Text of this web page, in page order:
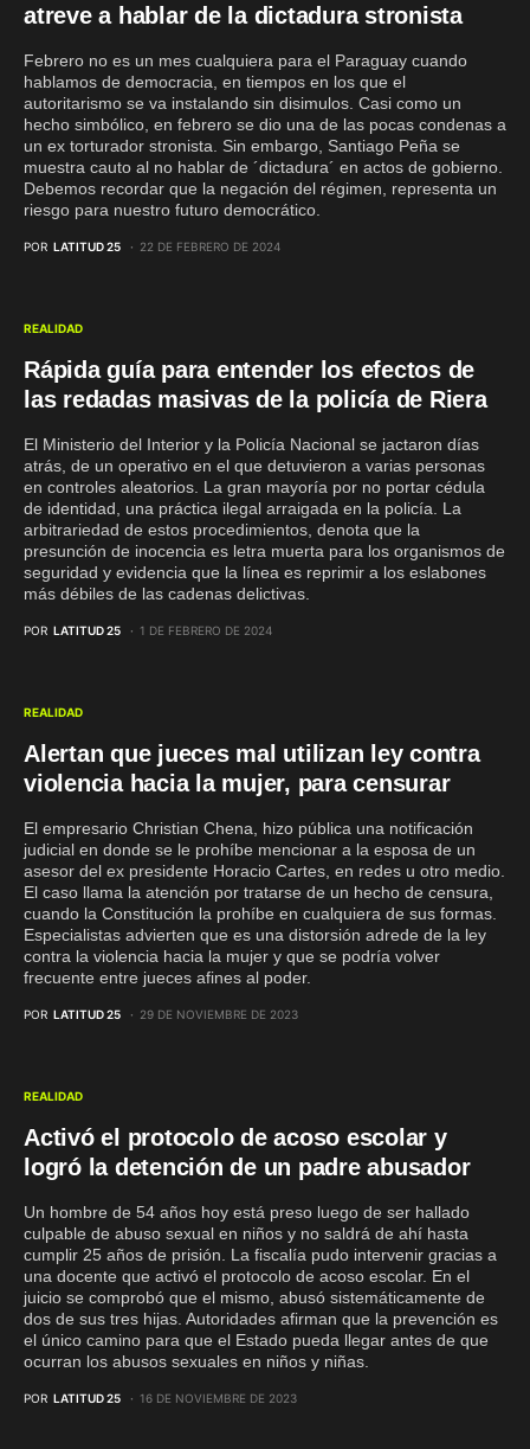
atreve a hablar de la dictadura stronista
Febrero no es un mes cualquiera para el Paraguay cuando
hablamos de democracia, en tiempos en los que el
autoritarismo se va instalando sin disimulos. Casi como un
hecho simbólico, en febrero se dio una de las pocas condenas a
un ex torturador stronista. Sin embargo, Santiago Peña se
muestra cauto al no hablar de ´dictadura´ en actos de gobierno.
Debemos recordar que la negación del régimen, representa un
riesgo para nuestro futuro democrático.
POR LATITUD 25 22 DE FEBRERO DE 2024
REALIDAD
Rápida guía para entender los efectos de
las redadas masivas de la policía de Riera
El Ministerio del Interior y la Policía Nacional se jactaron días
atrás, de un operativo en el que detuvieron a varias personas
en controles aleatorios. La gran mayoría por no portar cédula
de identidad, una práctica ilegal arraigada en la policía. La
arbitrariedad de estos procedimientos, denota que la
presunción de inocencia es letra muerta para los organismos de
seguridad y evidencia que la línea es reprimir a los eslabones
más débiles de las cadenas delictivas.
POR LATITUD 25 1 DE FEBRERO DE 2024
REALIDAD
Alertan que jueces mal utilizan ley contra
violencia hacia la mujer, para censurar
El empresario Christian Chena, hizo pública una notificación
judicial en donde se le prohíbe mencionar a la esposa de un
asesor del ex presidente Horacio Cartes, en redes u otro medio.
El caso llama la atención por tratarse de un hecho de censura,
cuando la Constitución la prohíbe en cualquiera de sus formas.
Especialistas advierten que es una distorsión adrede de la ley
contra la violencia hacia la mujer y que se podría volver
frecuente entre jueces afines al poder.
POR LATITUD 25 29 DE NOVIEMBRE DE 2023
REALIDAD
Activó el protocolo de acoso escolar y
logró la detención de un padre abusador
Un hombre de 54 años hoy está preso luego de ser hallado
culpable de abuso sexual en niños y no saldrá de ahí hasta
cumplir 25 años de prisión. La fiscalía pudo intervenir gracias a
una docente que activó el protocolo de acoso escolar. En el
juicio se comprobó que el mismo, abusó sistemáticamente de
dos de sus tres hijas. Autoridades afirman que la prevención es
el único camino para que el Estado pueda llegar antes de que
ocurran los abusos sexuales en niños y niñas.
POR LATITUD 25 16 DE NOVIEMBRE DE 2023